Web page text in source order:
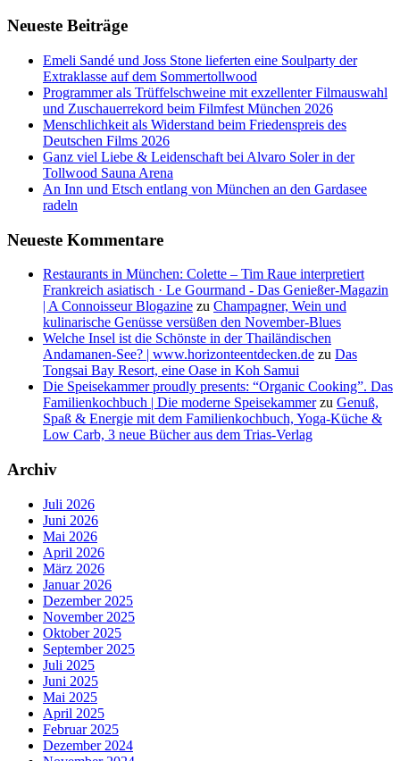
Neueste Beiträge
Emeli Sandé und Joss Stone lieferten eine Soulparty der
Extraklasse auf dem Sommertollwood
Programmer als Trüffelschweine mit exzellenter Filmauswahl
und Zuschauerrekord beim Filmfest München 2026
Menschlichkeit als Widerstand beim Friedenspreis des
Deutschen Films 2026
Ganz viel Liebe & Leidenschaft bei Alvaro Soler in der
Tollwood Sauna Arena
An Inn und Etsch entlang von München an den Gardasee
radeln
Neueste Kommentare
Restaurants in München: Colette – Tim Raue interpretiert
Frankreich asiatisch · Le Gourmand - Das Genießer-Magazin
| A Connoisseur Blogazine zu Champagner, Wein und
kulinarische Genüsse versüßen den November-Blues
Welche Insel ist die Schönste in der Thailändischen
Andamanen-See? | www.horizonteentdecken.de zu Das
Tongsai Bay Resort, eine Oase in Koh Samui
Die Speisekammer proudly presents: “Organic Cooking”. Das
Familienkochbuch | Die moderne Speisekammerzu Genuß,
Spaß & Energie mit dem Familienkochbuch, Yoga-Küche &
Low Carb, 3 neue Bücher aus dem Trias-Verlag
Archiv
Juli 2026
Juni 2026
Mai 2026
April 2026
März 2026
Januar 2026
Dezember 2025
November 2025
Oktober 2025
September 2025
Juli 2025
Juni 2025
Mai 2025
April 2025
Februar 2025
Dezember 2024